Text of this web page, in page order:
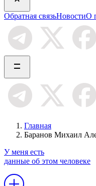
Обратная связьНовостиО
Главная
Баранов Михаил
У меня есть
данные об этом человеке